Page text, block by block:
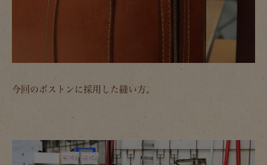
今回のボストンに採用した縫い方。